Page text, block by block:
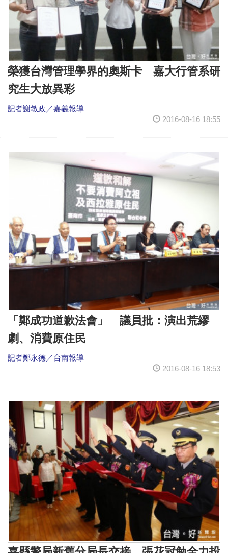
榮獲台灣管理學界的奧斯卡 嘉大行管系研
究生大放異彩
記者謝敏政／嘉義報導
2016-08-16 18:55
「鄭成功道歉法會」 議員批：演出荒繆
劇、消費原住民
記者鄭永德／台南報導
2016-08-16 18:53